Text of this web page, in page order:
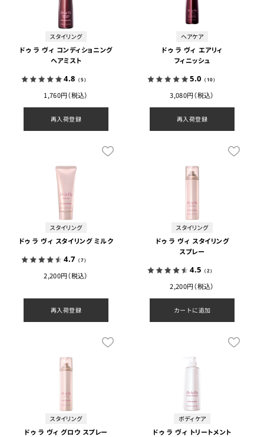
スタイリング
ドゥ ラ ヴィ コンディショニング
ヘアミスト
4.8 （5）
1,760円（税込）
再入荷登録
ヘアケア
ドゥ ラ ヴィ エアリィ
フィニッシュ
5.0 （10）
3,080円（税込）
再入荷登録
スタイリング
ドゥ ラ ヴィ スタイリング ミルク
4.7 （7）
2,200円（税込）
再入荷登録
スタイリング
ドゥ ラ ヴィ スタイリング
スプレー
4.5 （2）
2,200円（税込）
カートに追加
スタイリング
ドゥ ラ ヴィ グロウ スプレー
ボディケア
ドゥ ラ ヴィ トリートメント